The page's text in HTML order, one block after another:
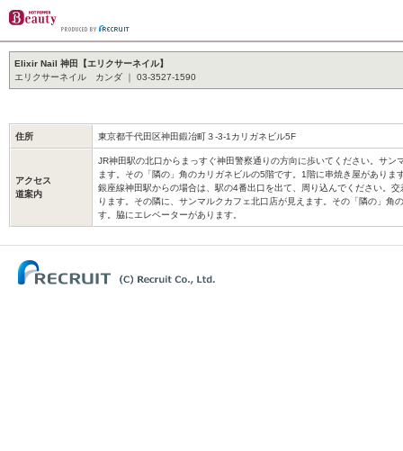
Elixir Nail 神田【エリクサーネイル】
エリクサーネイル カンダ ｜ 03-3527-1590
住所 東京都千代田区神田鍛冶町３-3-1カリガネビル5F
アクセス
道案内
JR神田駅の北口からまっすぐ神田警察通りの方向に歩いてください。サン
ます。その「隣の」角のカリガネビルの5階です。1階に串焼き屋がありま
銀座線神田駅からの場合は、駅の4番出口を出て、周り込んでください。
ります。その隣に、サンマルクカフェ北口店が見えます。その「隣の」角
す。脇にエレベーターがあります。